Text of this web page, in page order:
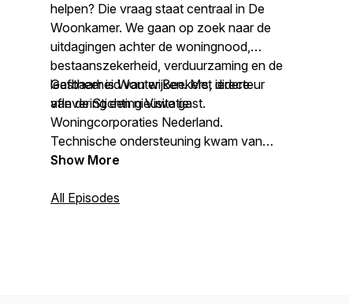
helpen? Die vraag staat centraal in De
Woonkamer. We gaan op zoek naar de
uitdagingen achter de woningnood,
bestaanszekerheid, verduurzaming en de
leefbaarheid van wijken. Met iedere
aflevering een nieuwe gast.
Gastheer is Wouter Beekers, directeur
van de Stichting Visitatie
Woningcorporaties Nederland.
Technische ondersteuning kwam van
Willem de Gelder van WdG Audio.
Voor meer info en de foto's volg ons op
Show More
All Episodes